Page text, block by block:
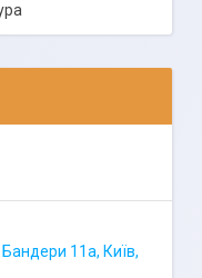
11а, Київ,